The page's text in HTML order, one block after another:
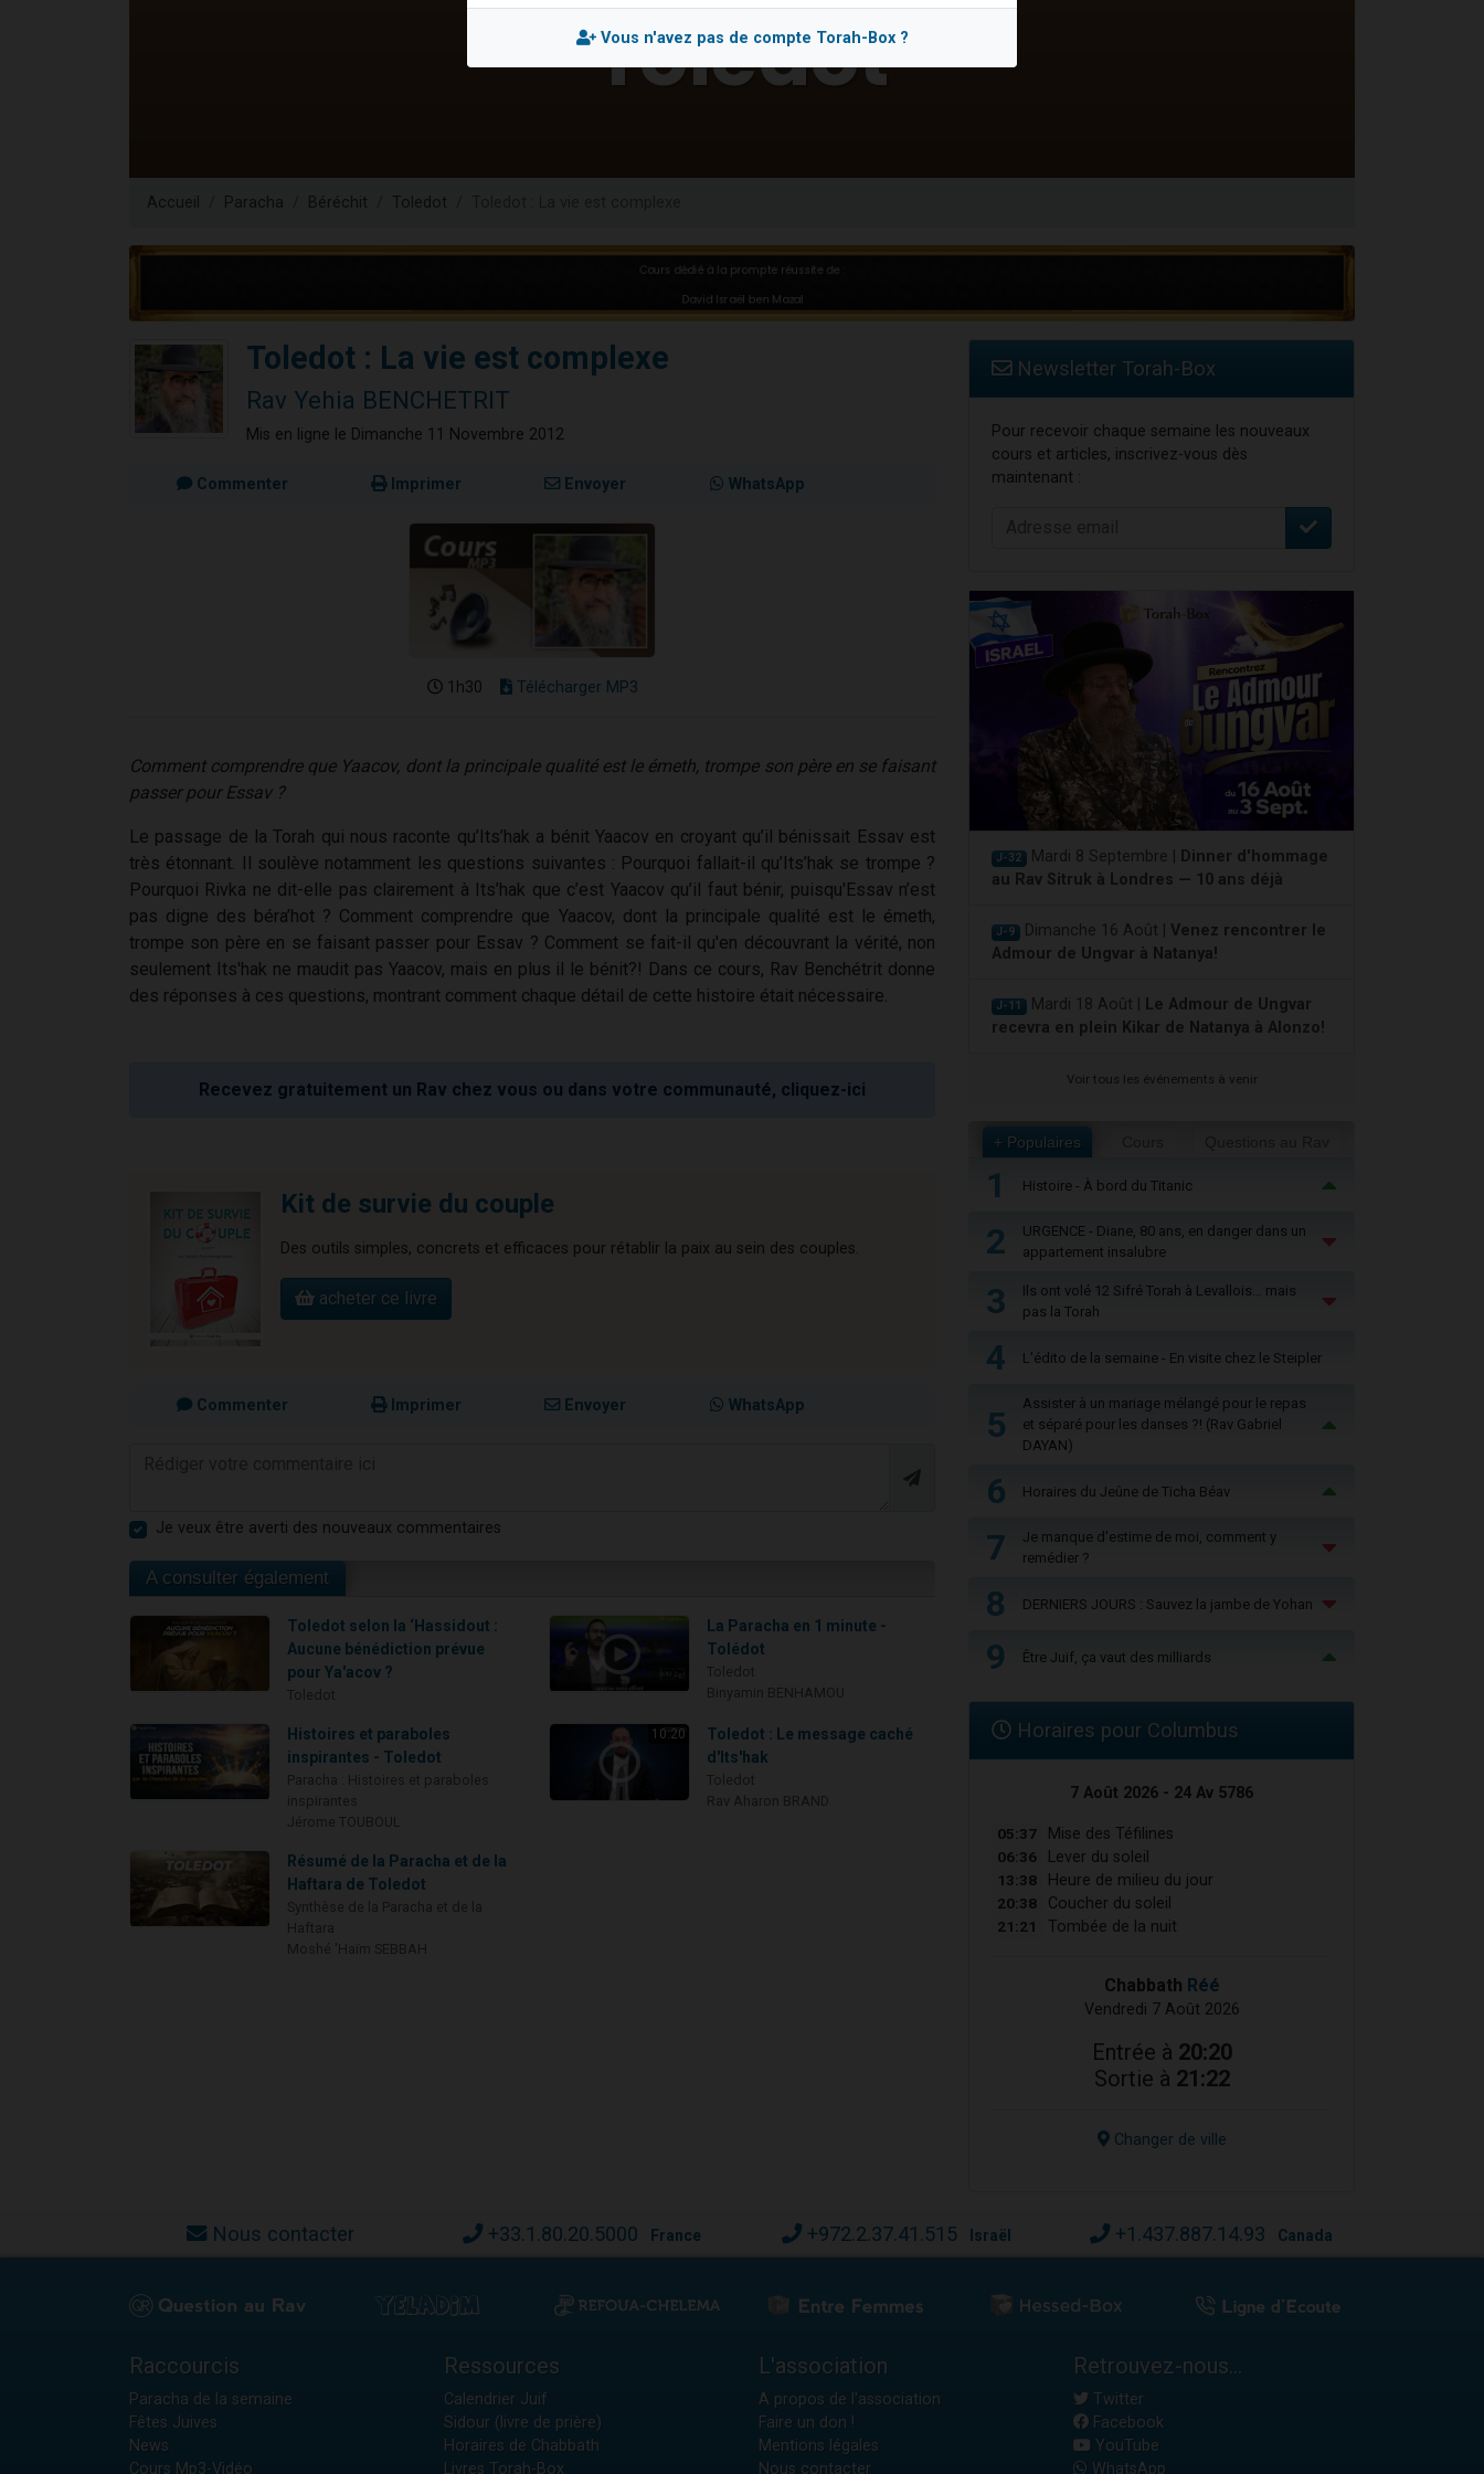
3 personnes viennent de nous rejoindre sur WhatsApp
Accueil Paracha Béréchit Toledot
Toledot : La vie est complexe
Rav Yehia BENCHETRIT
Mis en ligne le Dimanche 11 Novembre 2012
Commenter Imprimer Envoyer WhatsApp
1h30 Télécharger MP3
Comment comprendre que Yaacov, dont la principale qualité est le émeth, trompe son père en se faisant
passer pour Essav ?
Le passage de la Torah qui nous raconte qu’Its’hak a bénit Yaacov en croyant qu’il bénissait Essav est
très étonnant. Il soulève notamment les questions suivantes : Pourquoi fallait-il qu’Its’hak se trompe ?
Pourquoi Rivka ne dit-elle pas clairement à Its’hak que c’est Yaacov qu’il faut bénir, puisqu'Essav n’est
pas digne des béra’hot ? Comment comprendre que Yaacov, dont la principale qualité est le émeth,
trompe son père en se faisant passer pour Essav ? Comment se fait-il qu'en découvrant la vérité, non
seulement Its'hak ne maudit pas Yaacov, mais en plus il le bénit?! Dans ce cours, Rav Benchétrit donne
des réponses à ces questions, montrant comment chaque détail de cette histoire était nécessaire.
Recevez gratuitement un Rav chez vous ou dans votre communauté, cliquez-ici
Kit de survie du couple
Des outils simples, concrets et efficaces pour rétablir la paix au sein des couples.
acheter ce livre
Commenter Imprimer Envoyer WhatsApp
Je veux être averti des nouveaux commentaires
A consulter également
Toledot selon la ‘Hassidout :
Aucune bénédiction prévue
pour Ya'acov ?
La Paracha en 1 minute -
Tolédot
Histoires et paraboles
inspirantes - Toledot
10:20
Toledot : Le message caché
d'Its'hak
Résumé de la Paracha et de la
Haftara de Toledot
Newsletter Torah-Box
Pour recevoir chaque semaine les nouveaux
cours et articles, inscrivez-vous dès
maintenant :
J-32 Mardi 8 Septembre | Dinner d'hommage
au Rav Sitruk à Londres — 10 ans déjà
J-9 Dimanche 16 Août | Venez rencontrer le
Admour de Ungvar à Natanya!
J-11 Mardi 18 Août | Le Admour de Ungvar
recevra en plein Kikar de Natanya à Alonzo!
Voir tous les événements à venir
+ Populaires
1 Histoire - À bord du Titanic
2
URGENCE - Diane, 80 ans, en danger dans un
appartement insalubre
3
Ils ont volé 12 Sifré Torah à Levallois… mais
pas la Torah
4 L'édito de la semaine - En visite chez le Steipler
5
Assister à un mariage mélangé pour le repas
et séparé pour les danses ?! (Rav Gabriel
DAYAN)
6 Horaires du Jeûne de Ticha Béav
7
Je manque d'estime de moi, comment y
remédier ?
8 DERNIERS JOURS : Sauvez la jambe de Yohan
9 Être Juif, ça vaut des milliards
Horaires pour Columbus
7 Août 2026 - 24 Av 5786
05:37 Mise des Téfilines
06:36 Lever du soleil
13:38 Heure de milieu du jour
20:38 Coucher du soleil
21:21 Tombée de la nuit
Chabbath Réé
Vendredi 7 Août 2026
Entrée à 20:20
Sortie à 21:22
Changer de ville
Nous contacter +33.1.80.20.5000 France +972.2.37.41.515 Israël +1.437.887.14.93 Canada
Raccourcis
Paracha de la semaine
Fêtes Juives
News
Cours Mp3-Vidéo
Ressources
Calendrier Juif
Sidour (livre de prière)
Horaires de Chabbath
Livres Torah-Box
L'association
A propos de l'association
Faire un don !
Mentions légales
Nous contacter
Retrouvez-nous...
Twitter
Facebook
YouTube
WhatsApp
Vous n'avez pas de compte Torah-Box ?